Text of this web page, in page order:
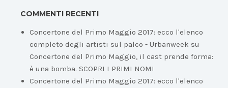
COMMENTI RECENTI
Concertone del Primo Maggio 2017: ecco l'elenco
completo degli artisti sul palco - Urbanweek su
Concertone del Primo Maggio, il cast prende forma:
è una bomba. SCOPRI I PRIMI NOMI
Concertone del Primo Maggio 2017: ecco l'elenco